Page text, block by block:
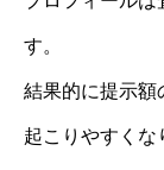
す。
結果的に提示額
起こりやすくな